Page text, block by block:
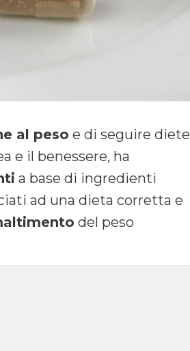
al peso e di seguire diete
e il benessere, ha
a base di ingredienti
ad una dieta corretta e
del peso